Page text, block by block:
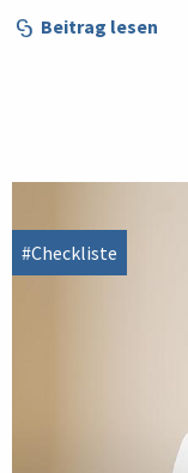
Beitrag lesen
#Checkliste